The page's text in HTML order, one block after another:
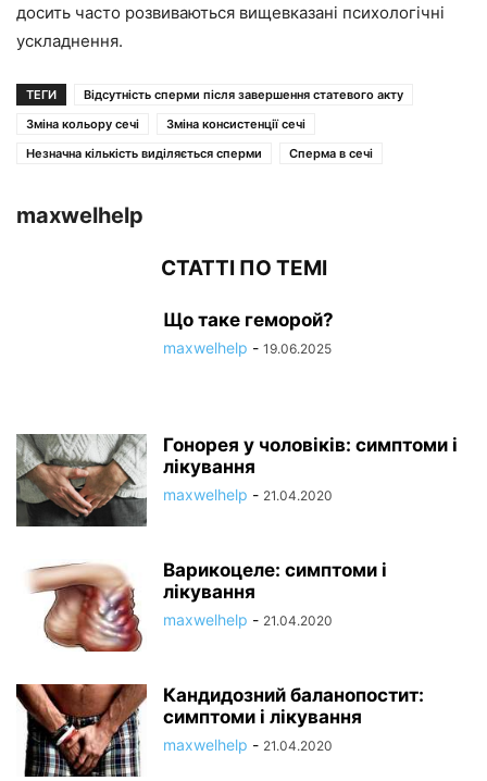
досить часто розвиваються вищевказані психологічні
ускладнення.
ТЕГИ
Відсутність сперми після завершення статевого акту
Зміна кольору сечі
Зміна консистенції сечі
Незначна кількість виділяється сперми
Сперма в сечі
maxwelhelp
СТАТТІ ПО ТЕМІ
Що таке геморой?
maxwelhelp - 19.06.2025
Гонорея у чоловіків: симптоми і
лікування
maxwelhelp - 21.04.2020
Варикоцеле: симптоми і
лікування
maxwelhelp - 21.04.2020
Кандидозний баланопостит:
симптоми і лікування
maxwelhelp - 21.04.2020